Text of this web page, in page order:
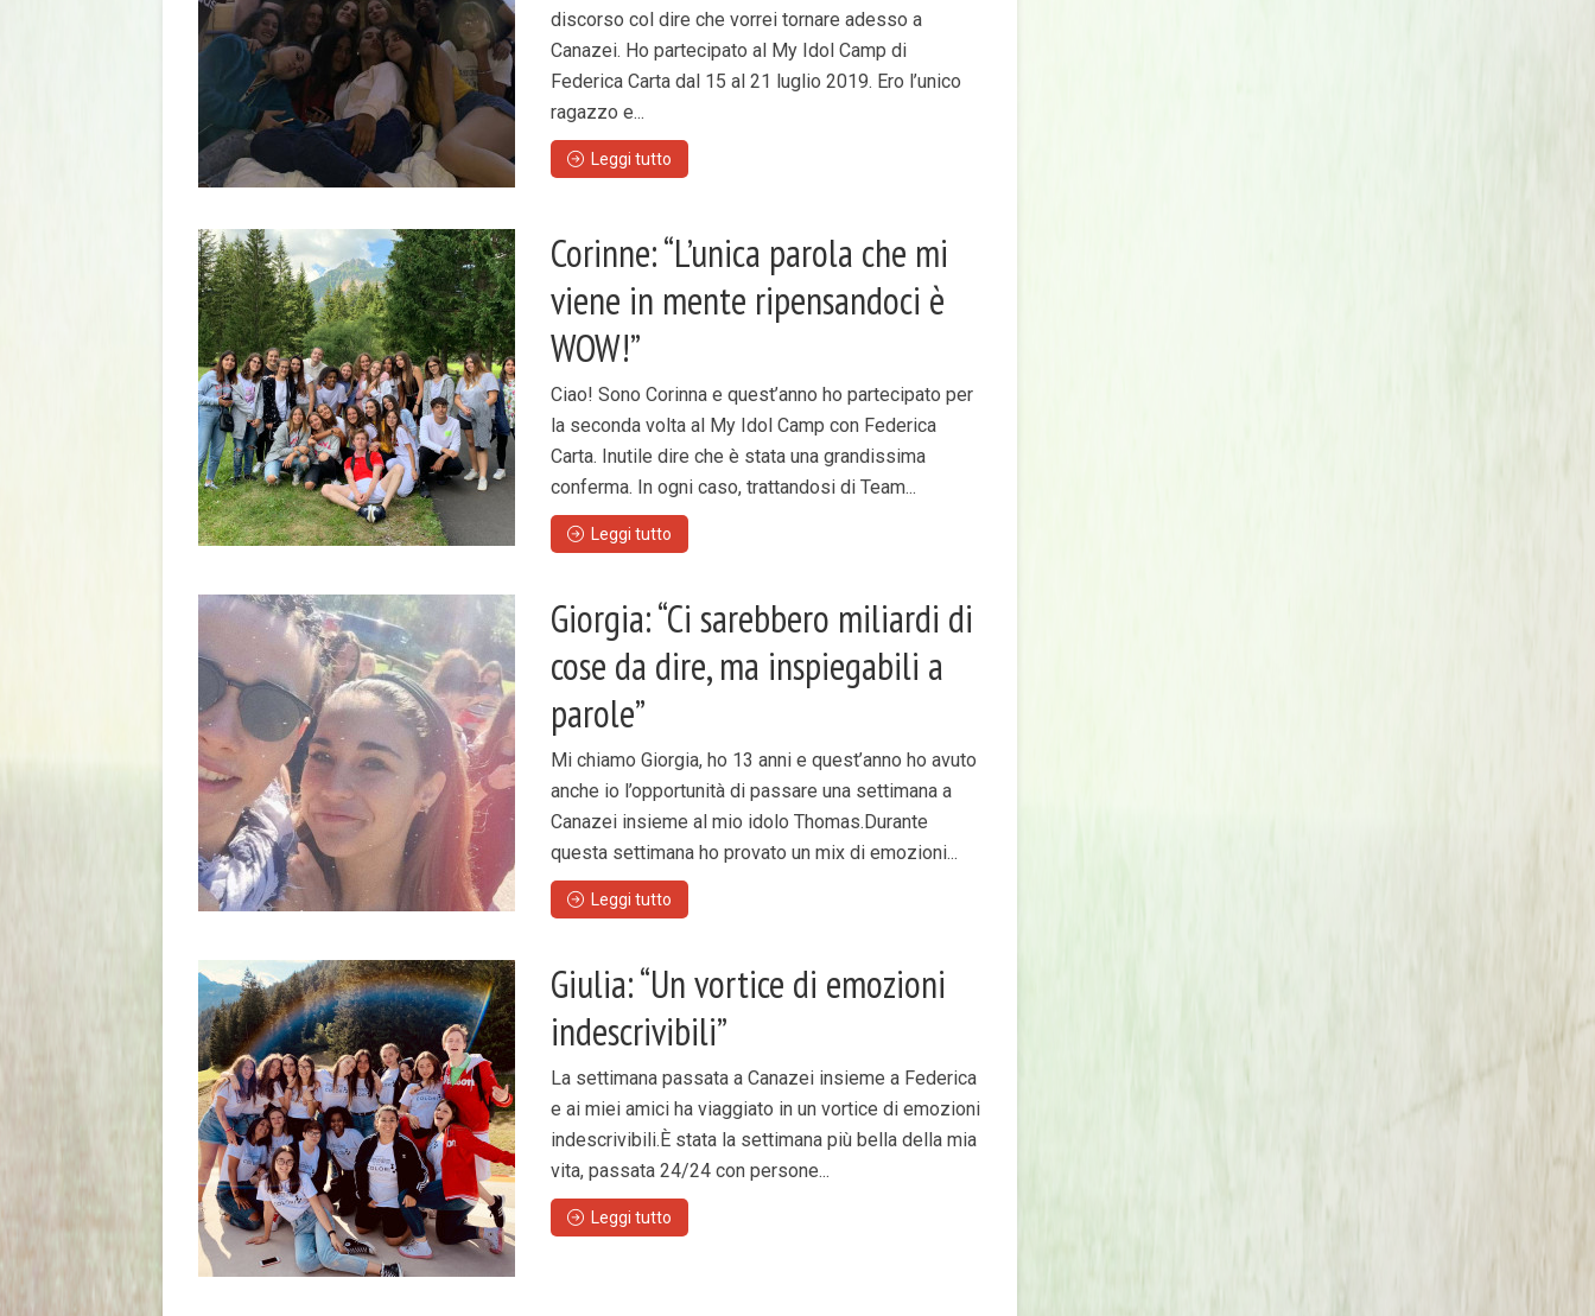
discorso col dire che vorrei tornare adesso a
Canazei. Ho partecipato al My Idol Camp di
Federica Carta dal 15 al 21 luglio 2019. Ero l’unico
ragazzo e...
Leggi tutto
Corinne: “L’unica parola che mi
viene in mente ripensandoci è
WOW!”
Ciao! Sono Corinna e quest’anno ho partecipato per
la seconda volta al My Idol Camp con Federica
Carta. Inutile dire che è stata una grandissima
conferma. In ogni caso, trattandosi di Team...
Leggi tutto
Giorgia: “Ci sarebbero miliardi di
cose da dire, ma inspiegabili a
parole”
Mi chiamo Giorgia, ho 13 anni e quest’anno ho avuto
anche io l’opportunità di passare una settimana a
Canazei insieme al mio idolo Thomas.Durante
questa settimana ho provato un mix di emozioni...
Leggi tutto
Giulia: “Un vortice di emozioni
indescrivibili”
La settimana passata a Canazei insieme a Federica
e ai miei amici ha viaggiato in un vortice di emozioni
indescrivibili.È stata la settimana più bella della mia
vita, passata 24/24 con persone...
Leggi tutto